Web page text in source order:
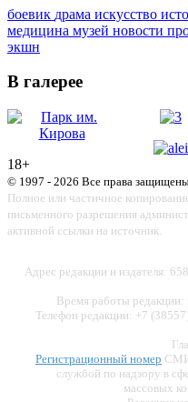
боевик драма искусство
медицина музей новости
экшн
В галерее
18+
© 1997 - 2026 Все права
Полное или частичное
письменного разрешения
активной ссылки на источник.
Адрес редакции и издателя:
Время работы редакции:
Телефон редакции: +7
Регистрационный номер СМИ
службой по надзору в
массовых